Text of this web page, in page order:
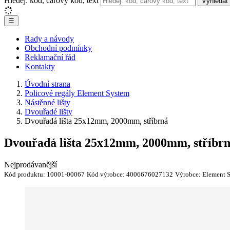
☰
Rady a návody
Obchodní podmínky
Reklamační řád
Kontakty
Úvodní strana
Policové regály Element System
Nástěnné lišty
Dvouřadé lišty
Dvouřadá lišta 25x12mm, 2000mm, stříbrná
Dvouřadá lišta 25x12mm, 2000mm,
Nejprodávanější
Kód produktu: 10001-00067 Kód výrobce: 4006676027132 Výrobce: Element